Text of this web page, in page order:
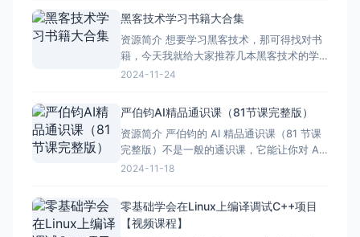
操作等核心知识点。课程采用丰富的实战案
例，帮助学员快速掌握Java编程技能，为后
续深入学习和开发
黑客技术学习书籍大合集
资源简介 想要学习黑客技术，那可得找对书
籍，今天我就给大家推荐几本黑客技术的学
习书籍，可都是大合集哦！ 首先得提的就是
和技术理念，对学习黑客技术还是很有帮助
的。 还有《深入理解计算机系统》，这本书
讲的是计算机底
2024-11-24
严伯钧AI精品通识课（81节课完整版）
资源简介 严伯钧的 AI 精品通识课（81 节课
完整版）不是一般的通识课，它能让你对 AI
有一个全面又深入的了解。 这 81 节课内容
俗易懂的语言，把那些复杂难懂的 AI 知识讲
得清晰明了。 课程一开始
2024-11-18
零基础学会在Linux上编译调试C++项目
【视频课程】